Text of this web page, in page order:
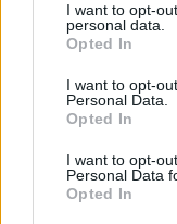
I want to opt-
personal data.
Opted In
I want to opt-
Personal Data.
Opted In
I want to opt-
Personal Data
Opted In
biztosítása felé
Lépjen
elkezdhessük:
0